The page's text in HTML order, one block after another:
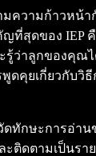
ความก้าวหน้า
ที่สุดของ IEP
รู้ว่าลูกของคุณ
ดคุยเกี่ยวกับวิ
ดทักษะการอ่า
ะติดตามเป็นรา